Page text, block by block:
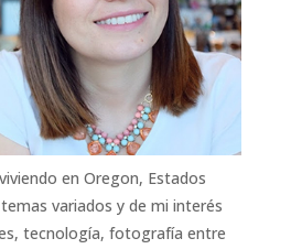
en Oregon, Estados
variados y de mi interés
tecnología, fotografía entre